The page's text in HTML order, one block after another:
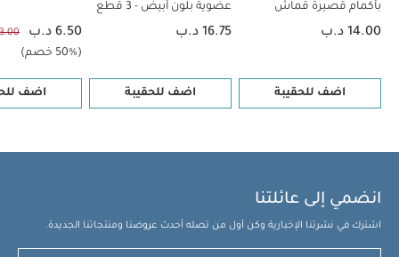
بأكمام قصيرة قماش
عضوي بلون أبيض - 5 قطع
14.00 د.ب
اضف للحقيبة
عضوية بلون أبيض - 3 قطع
16.75 د.ب
اضف للحقيبة
6.50 د.ب 13.00
(50% خصم)
اضف
انضمي إلى عائلتنا
اشترك في نشرتنا الإخبارية وكن أول من تصله أحدث عروضنا ومنتجاتنا الجديدة.